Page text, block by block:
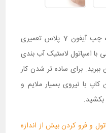
حالا نوک اسپاتول را به سمت لبه چپ آیفون 7 پلاس تعمیری
اسپاتول لاستیک آب بندی
برای ساده تر شدن کار
با نیروی بسیار ملایم و
و فرو کردن بیش از اندازه